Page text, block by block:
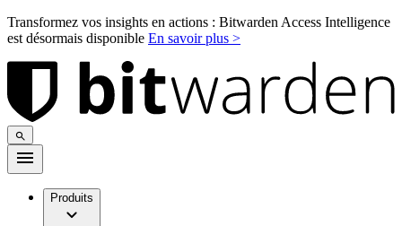
Transformez vos insights en actions : Bitwarden Access Intelligence
est désormais disponible En savoir plus >
Produits